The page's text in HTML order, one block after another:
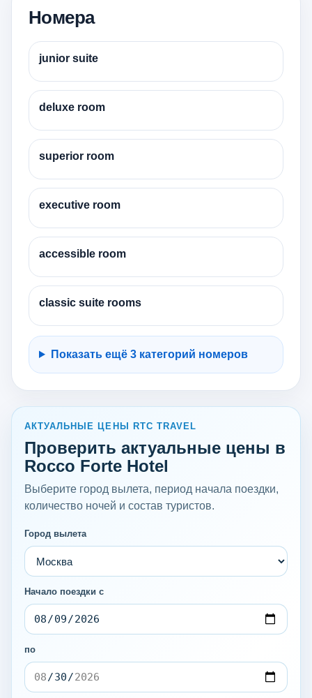
Номера
junior suite
deluxe room
superior room
executive room
accessible room
classic suite rooms
Показать ещё 3 категорий номеров
АКТУАЛЬНЫЕ ЦЕНЫ RTC TRAVEL
Проверить актуальные цены в
Rocco Forte Hotel
Выберите город вылета, период начала поездки,
количество ночей и состав туристов.
Город вылета
Начало поездки с
по